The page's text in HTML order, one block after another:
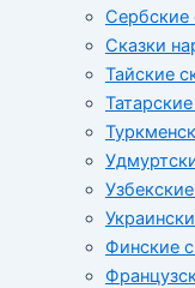
Сербские
Сказки
Тайские
Финские